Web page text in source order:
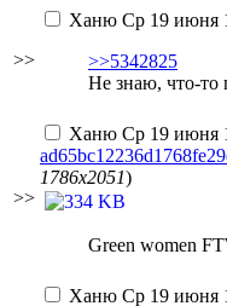
>>
Ханю Ср 19 июня
>>5342825
Не знаю, что-то
>>
Ханю Ср 19 июня
1786x2051)
Green women
Ханю Ср 19 июня